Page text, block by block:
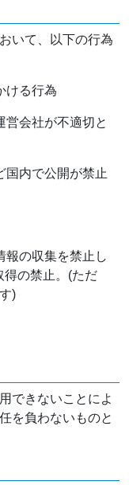
いて、以下の行為
ける行為
営会社が不適切と
国内で公開が禁止
報の収集を禁止し
得の禁止。(ただ
)
できないことによ
を負わないものと